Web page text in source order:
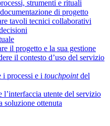
strumenti e rituali
di progetto
tavoli tecnici collaborativi
il progetto e la sua gestione
il contesto d’uso del servizio
i processi e i touchpointdel
l’interfaccia utente del servizio
soluzione ottenuta